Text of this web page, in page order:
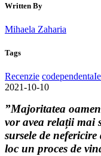
Written By
Mihaela Zaharia
Tags
Recenzie codependenta
2021-10-10
”Majoritatea
vor avea relații mai
sursele de
loc un proces de